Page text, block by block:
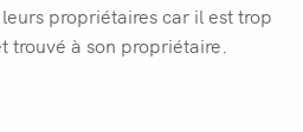
propriétaires car il est trop
trouvé à son propriétaire.